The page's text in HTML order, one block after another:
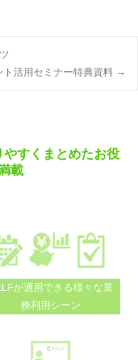
ト活用セミナー特典資料 →
すくまとめたお役
載
が適用できる様々な業
務利用シーン